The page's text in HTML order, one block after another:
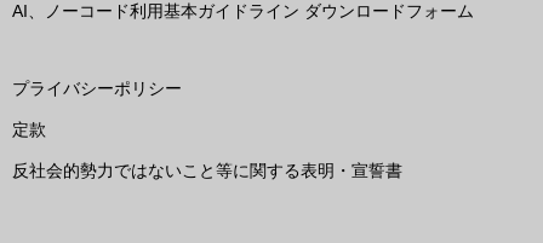
AI、ノーコード利用基本ガイドライン ダウンロードフォーム
プライバシーポリシー
定款
反社会的勢力ではないこと等に関する表明・宣誓書